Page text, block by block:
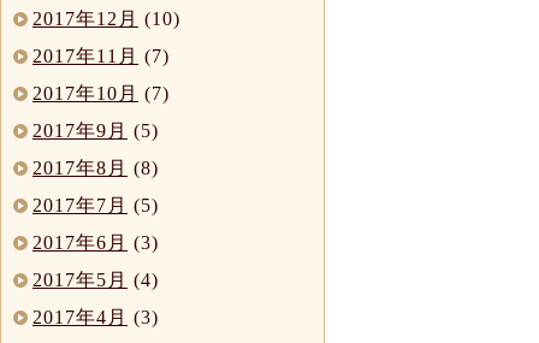
2017年12月 (10)
2017年11月 (7)
2017年10月 (7)
2017年9月 (5)
2017年8月 (8)
2017年7月 (5)
2017年6月 (3)
2017年5月 (4)
2017年4月 (3)